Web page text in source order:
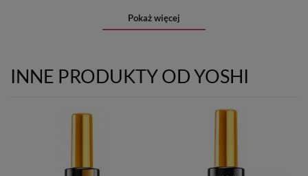
Pokaż więcej
INNE PRODUKTY OD YOSHI